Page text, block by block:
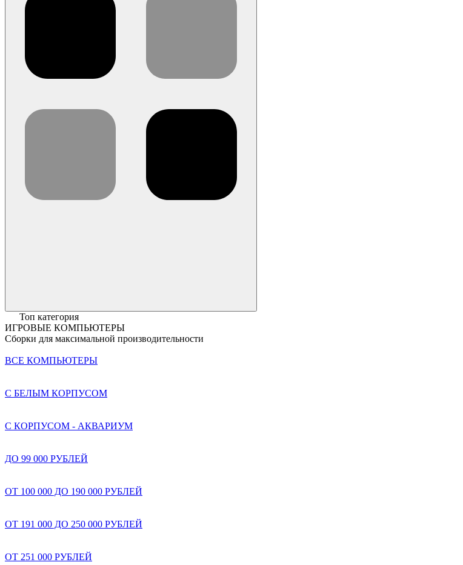
Топ категория
ИГРОВЫЕ КОМПЬЮТЕРЫ
Сборки для максимальной производительности
ВСЕ КОМПЬЮТЕРЫ
С БЕЛЫМ КОРПУСОМ
С КОРПУСОМ - АКВАРИУМ
ДО 99 000 РУБЛЕЙ
ОТ 100 000 ДО 190 000 РУБЛЕЙ
ОТ 191 000 ДО 250 000 РУБЛЕЙ
ОТ 251 000 РУБЛЕЙ